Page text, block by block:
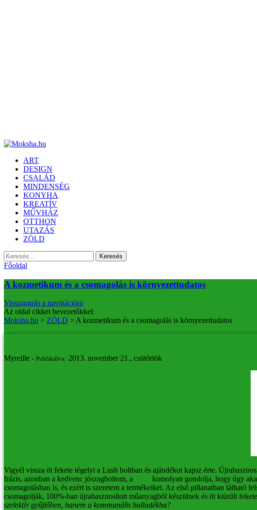
ART
DESIGN
CSALÁD
MINDENSÉG
KONYHA
KREATÍV
MŰVHÁZ
OTTHON
UTAZÁS
ZÖLD
Keresés:
Főoldal
A kozmetikum és a csomagolás is környezettudatos
Visszaugrás a navigációra
Az oldal cikkei bevezetőkkel:
Moksha.hu > ZÖLD > A kozmetikum és a csomagolás is környezettudatos
Myreille - Publikálva: 2013. november 21., csütörtök
Vigyél vissza öt fekete tégelyt a Lush boltban és ajándékot kapsz érte.
frázis, azonban a kedvenc jószagboltom, a
komolyan gondolja, hogy úgy
csomagolásban is, és ezért is szeretem a termékeiket. Az első pillanatban látható
csomagolják, 100%-ban újrahasznosított műanyagból készülnek és öt kiürült
szelektív gyűjtőben, hanem a kommunális hulladékba?